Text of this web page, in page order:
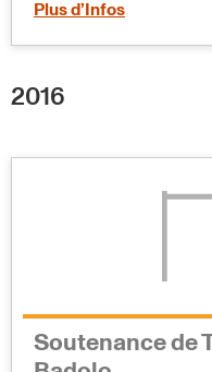
Plus d’Infos
2016
Soutenance de